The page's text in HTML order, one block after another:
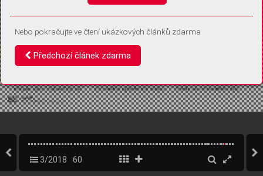
3/2018 60
Nebo pokračujte ve čtení ukázkových článků zdarma
Předchozí článek zdarma